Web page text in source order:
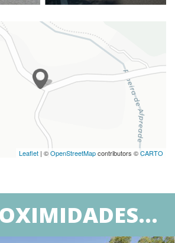
Leaflet | ©OpenStreetMapcontributors ©CARTO